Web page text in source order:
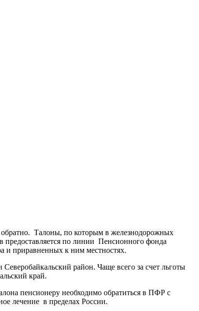
обратно. Талоны, по которым в железнодорожных
по линии Пенсионного фонда
и приравненных к ним местностях.
район. Чаще всего за счет льготы
край.
пенсионеру необходимо обратиться в ПФР с
лечение в пределах России.